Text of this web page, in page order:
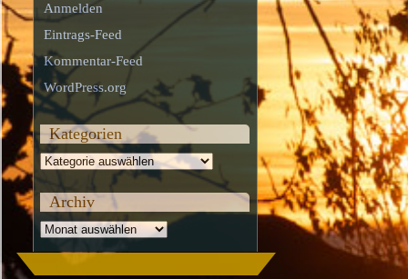
Anmelden
Eintrags-Feed
Kommentar-Feed
WordPress.org
Kategorien
Kategorien
Archiv
Archiv